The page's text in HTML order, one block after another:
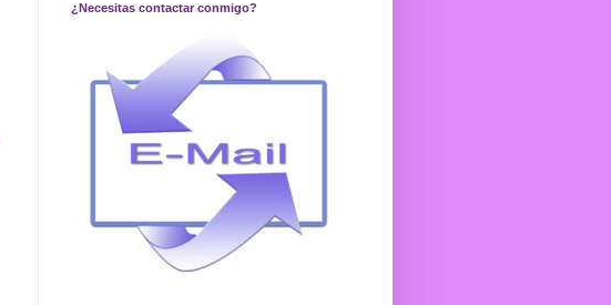
¿Necesitas contactar conmigo?